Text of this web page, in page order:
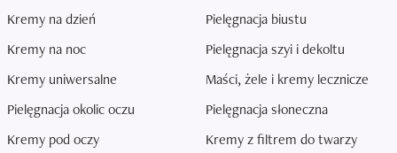
Kremy na dzień
Kremy na noc
Kremy uniwersalne
Pielęgnacja okolic oczu
Kremy pod oczy
Pielęgnacja biustu
Pielęgnacja szyi i dekoltu
Maści, żele i kremy lecznicze
Pielęgnacja słoneczna
Kremy z filtrem do twarzy